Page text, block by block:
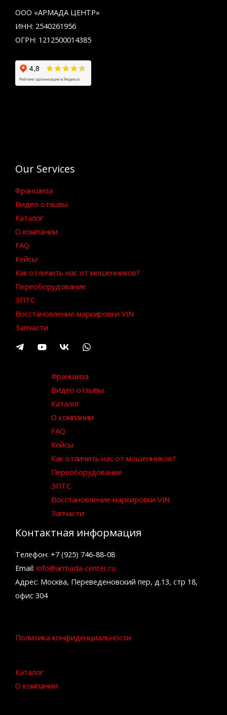
ООО «АРМАДА ЦЕНТР»
ИНН: 2540261956
ОГРН: 1212500014385
Our Services
Франшиза
Видео отзывы
Каталог
О компании
FAQ
Кейсы
Как отличить нас от мошенников?
Переоборудование
ЭПТС
Восстановление маркировки VIN
Запчасти
Франшиза
Видео отзывы
Каталог
О компании
FAQ
Кейсы
Как отличить нас от мошенников?
Переоборудование
ЭПТС
Восстановление маркировки VIN
Запчасти
Контактная информация
Телефон: +7 (925) 746-88-08
Email: info@armada-center.ru
Адрес: Москва, Переведеновский пер, д.13, стр 18,
офис 304
Политика конфиденциальности
Каталог
О компании